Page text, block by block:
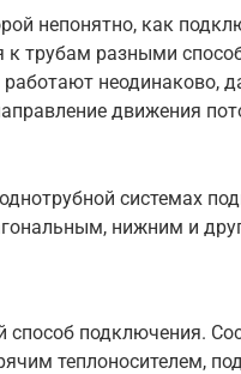
непонятно, как
к трубам разными
неодинаково,
движения
системах
нижним и
подключения.
теплоносителем,